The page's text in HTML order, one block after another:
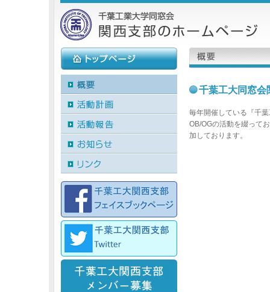
千葉工大同窓会
毎年開催している『千
OB/OGの活動を綴って
加しております。